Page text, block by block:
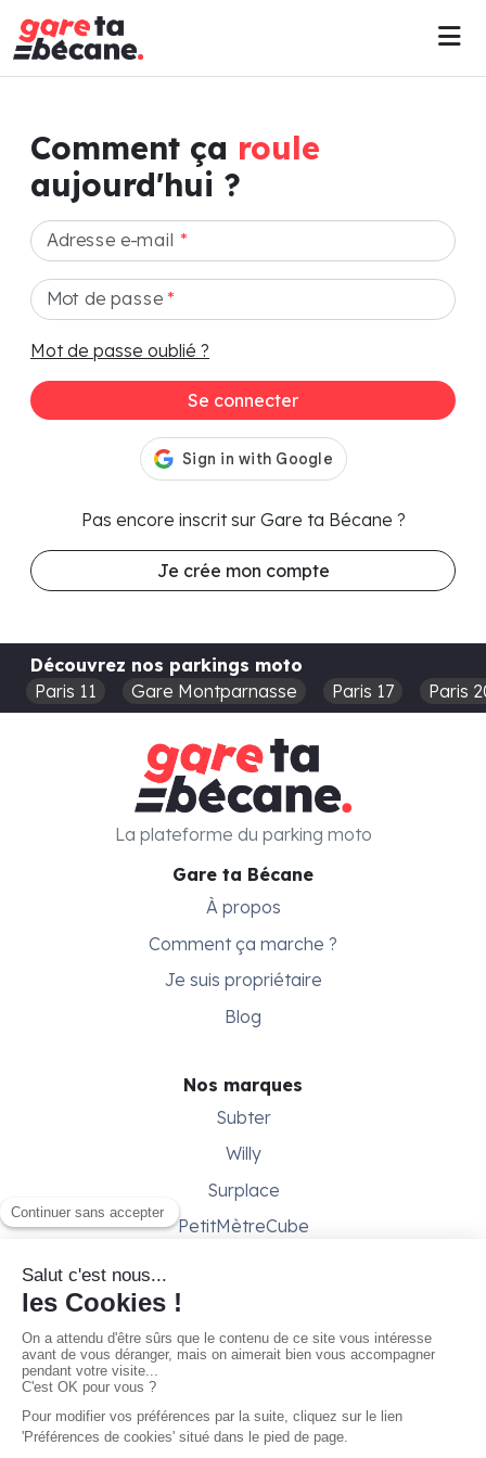
Comment ça roule
aujourd'hui ?
Adresse e-mail *
Mot de passe*
Mot de passe oublié ?
Se connecter
Pas encore inscrit sur Gare ta Bécane ?
Je crée mon compte
Découvrez nos parkings moto
Paris 11
Gare Montparnasse Paris 17 Paris
Gare ta Bécane
À propos
Comment ça marche ?
Je suis propriétaire
Blog
Nos marques
Subter
Willy
Surplace
PetitMètreCube
Besoin d'aide ?
Conditions générales
Gestion des cookies
La plateforme du parking moto